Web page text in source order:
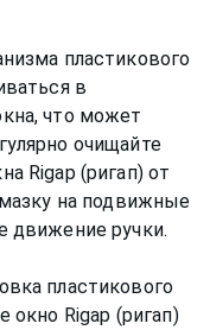
пластикового
в
что может
очищайте
Rigap (ригап) от
на подвижные
движение ручки.
пластикового
окно Rigap (ригап)